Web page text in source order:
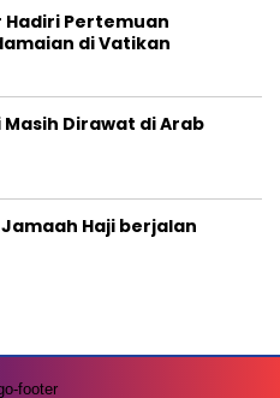
Hadiri Pertemuan
di Vatikan
Masih Dirawat di Arab
Haji berjalan